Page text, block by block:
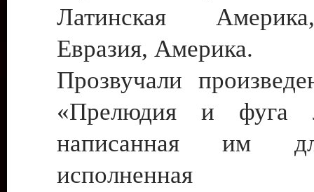
Латинская
Евразия, Америка.
Прозвучали
«Прелюдия и фуга
написанная им
исполненная